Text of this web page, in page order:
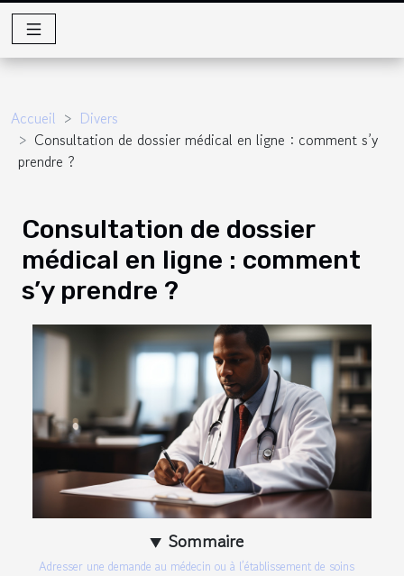
Accueil
Divers
Consultation de dossier médical en ligne : comment s’y
prendre ?
Consultation de dossier
médical en ligne : comment
s’y prendre ?
Sommaire
Adresser une demande au médecin ou à l’établissement de soins